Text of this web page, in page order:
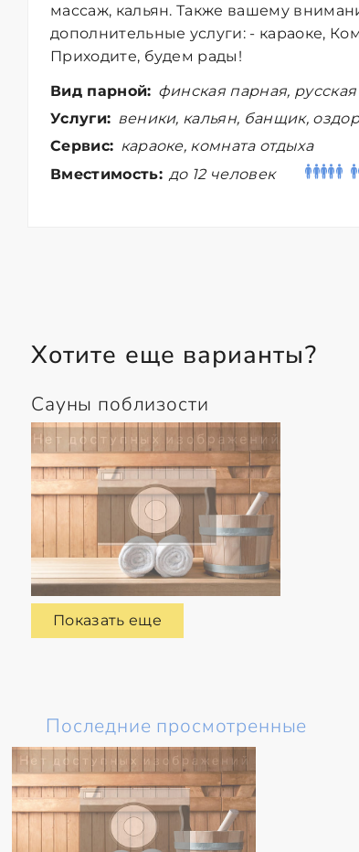
массаж, кальян. Также вашему
дополнительные услуги: - караоке,
Приходите, будем рады!
Вид парной: финская парная,
Услуги: веники, кальян, банщик,
Сервис: караоке, комната отдыха
Вместимость: до 12 человек
Хотите еще варианты?
Сауны поблизости
Показать еще
Последние просмотренные